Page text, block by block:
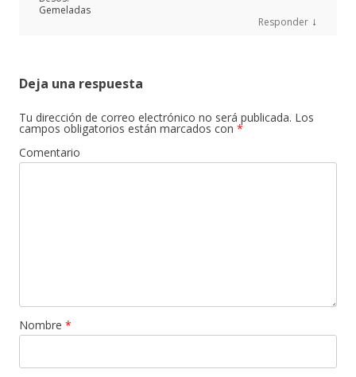
Gemeladas
Responder ↓
Deja una respuesta
Tu dirección de correo electrónico no será publicada. Los
campos obligatorios están marcados con *
Comentario
Nombre *